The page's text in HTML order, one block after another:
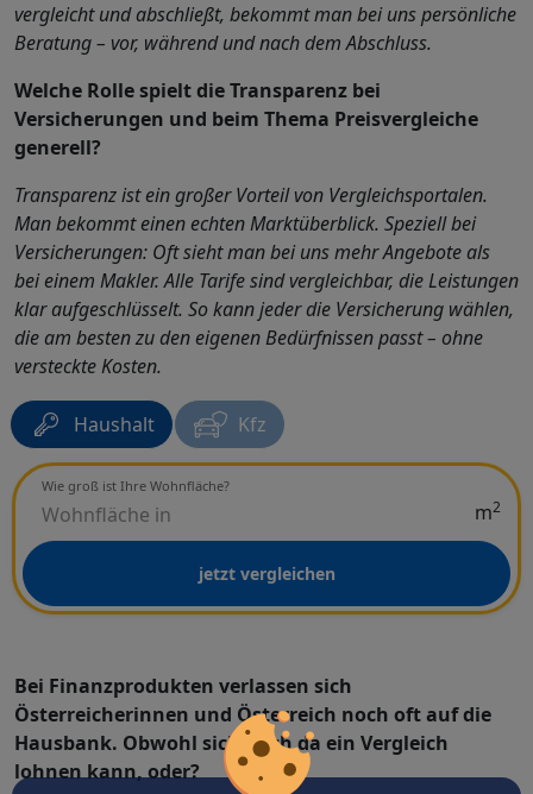
vergleicht und abschließt, bekommt man bei uns persönliche
Beratung – vor, während und nach dem Abschluss.
Welche Rolle spielt die Transparenz bei
Versicherungen und beim Thema Preisvergleiche
generell?
Transparenz ist ein großer Vorteil von Vergleichsportalen.
Man bekommt einen echten Marktüberblick. Speziell bei
Versicherungen: Oft sieht man bei uns mehr Angebote als
bei einem Makler. Alle Tarife sind vergleichbar, die Leistungen
klar aufgeschlüsselt. So kann jeder die Versicherung wählen,
die am besten zu den eigenen Bedürfnissen passt – ohne
versteckte Kosten.
Haushalt Kfz
Wie groß ist Ihre Wohnfläche?
m2
jetzt vergleichen
Bei Finanzprodukten verlassen sich
Österreicherinnen und Österreich noch oft auf die
Hausbank. Obwohl sich auch da ein Vergleich
lohnen kann, oder?